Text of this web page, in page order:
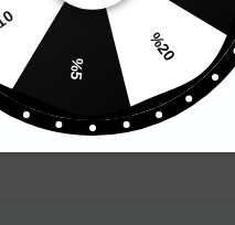
%20
%5